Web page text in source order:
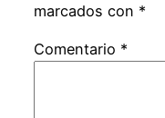
marcados con *
Comentario *